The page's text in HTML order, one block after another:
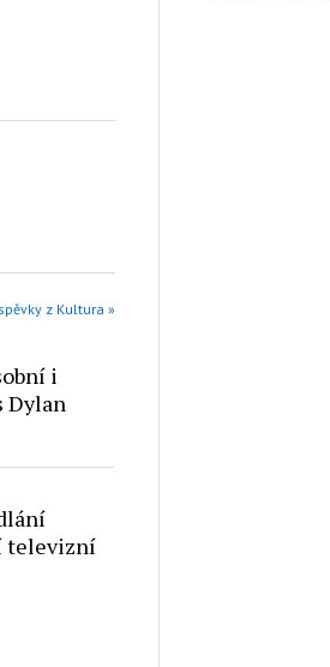
z Kultura »
i
Dylan
televizní